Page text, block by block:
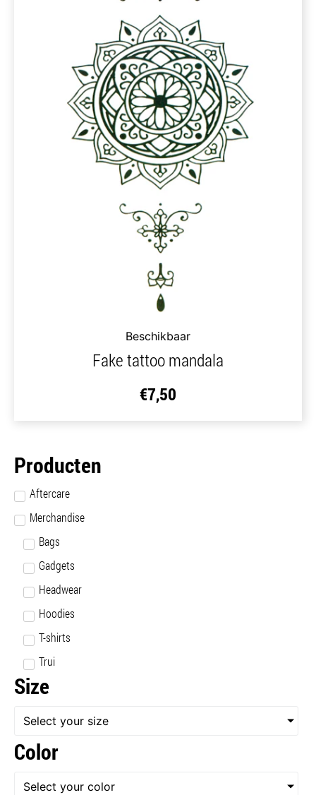
Producten
Aftercare
Merchandise
Bags
Gadgets
Headwear
Hoodies
T-shirts
Trui
Size
Select your size
Color
Select your color
Beschikbaar
Fake tattoo mandala
€7,50